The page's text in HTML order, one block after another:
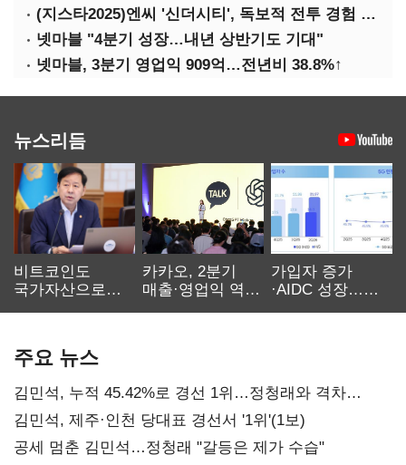
(지스타2025)엔씨 '신더시티', 독보적 전투 경험 필요
넷마블 "4분기 성장…내년 상반기도 기대"
넷마블, 3분기 영업익 909억…전년비 38.8%↑
뉴스리듬
비트코인도
국가자산으로…'
카카오, 2분기
매출·영업익 역대
가입자 증가
·AIDC 성장…
주요 뉴스
김민석, 누적 45.42%로 경선 1위…정청래와 격차
0.86%p(2보)
김민석, 제주·인천 당대표 경선서 '1위'(1보)
공세 멈춘 김민석…정청래 "갈등은 제가 수습"